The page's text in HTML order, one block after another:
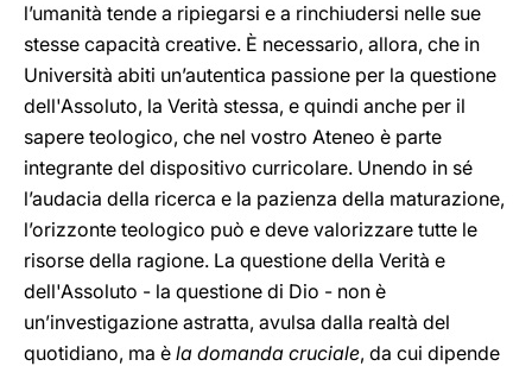
l’umanità tende a ripiegarsi e a rinchiudersi nelle sue
stesse capacità creative. È necessario, allora, che in
Università abiti un’autentica passione per la questione
dell'Assoluto, la Verità stessa, e quindi anche per il
sapere teologico, che nel vostro Ateneo è parte
integrante del dispositivo curricolare. Unendo in sé
l’audacia della ricerca e la pazienza della maturazione,
l’orizzonte teologico può e deve valorizzare tutte le
risorse della ragione. La questione della Verità e
dell'Assoluto - la questione di Dio - non è
un’investigazione astratta, avulsa dalla realtà del
quotidiano, ma è la domanda cruciale, da cui dipende